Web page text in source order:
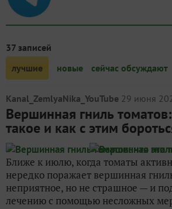
37 записей
лучшие
новые сейчас обсуждают
Kanal_ZemlyaNika_YouTube 29 июня
Вершинная гниль
такое и как с этим
Ближе к июлю, когда томаты
нередко поражает вершинная
неприятное, но не страшное — и
лечению с помощью несложных